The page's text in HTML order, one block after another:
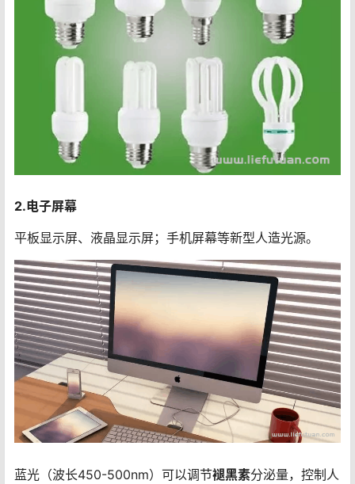
2.电子屏幕
平板显示屏、液晶显示屏；手机屏幕等新型人造光源。
蓝光（波长450-500nm）可以调节褪黑素分泌量，控制人